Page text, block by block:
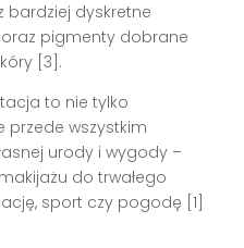
bardziej dyskretne
pigmenty dobrane
[3] .
to nie tylko
przede wszystkim
urody i wygody –
do trwałego
sport czy pogodę [1]